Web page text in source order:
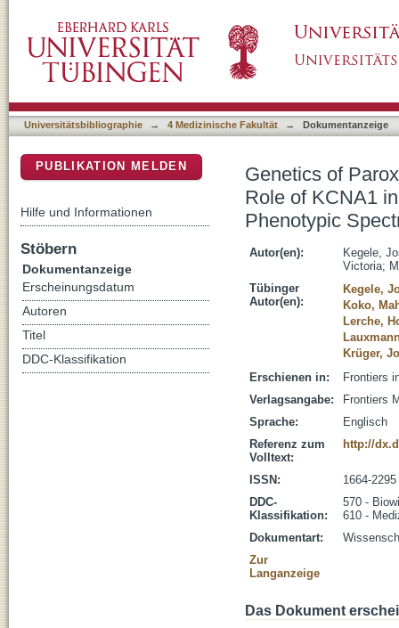
Dyskinesia and Highlight the Diverse
Disorders
Universitätsbibliographie → 4 Medizinische Fakultät → Dokumentanzeige
Genetics of
Role of KCNA1
Phenotypic
Autor(en):
Kegele,
Victoria;
Tübinger
Autor(en):
Kegele,
Koko,
Lerche,
Krüger,
Erschienen in:
Frontiers
Verlagsangabe:
Frontiers
Sprache:
Englisch
Referenz zum
Volltext:
http://
ISSN:
1664-2295
DDC-
Klassifikation:
570 -
610 -
Dokumentart:
Zur
Langanzeige
Das Dokument
PUBLIKATION MELDEN
Hilfe und Informationen
Stöbern
Dokumentanzeige
Erscheinungsdatum
Autoren
Titel
DDC-Klassifikation